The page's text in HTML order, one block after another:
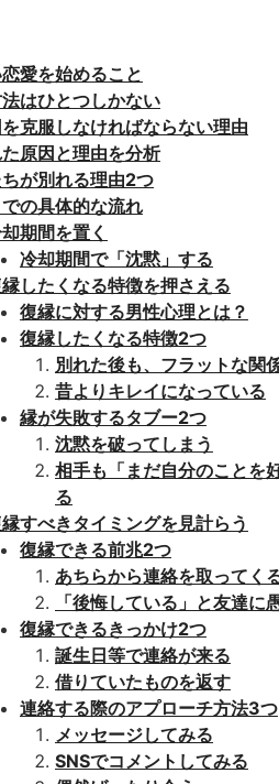
愛を始めること
はひとつしかない
克服しなければならない理由
原因と理由を分析
が別れる理由2つ
の具体的な流れ
期間を置く
冷却期間で「沈黙」する
したくなる特徴を押さえる
復縁に対する男性心理とは？
復縁したくなる特徴2つ
別れた後も、フラットな関
昔よりキレイになっている
縁が失敗するタブー2つ
沈黙を破ってしまう
相手も「まだ自分のことを
る
すべきタイミングを見計らう
復縁できる前兆2つ
あちらから連絡を取ってく
「後悔している」と友達に
復縁できるきっかけ2つ
誕生日等で連絡が来る
借りていたものを返す
連絡する際のアプローチ方法3つ
メッセージしてみる
SNSでコメントしてみる